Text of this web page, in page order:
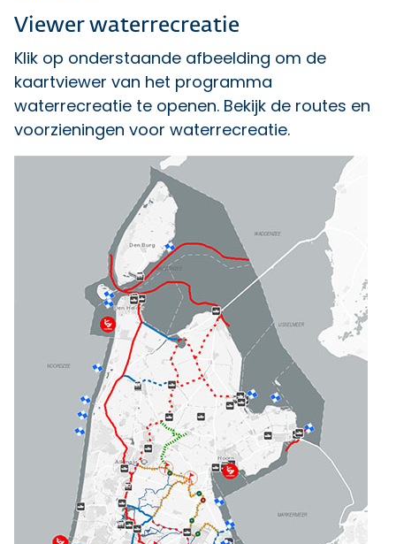
Viewer waterrecreatie
Klik op onderstaande afbeelding om de
kaartviewer van het programma
waterrecreatie te openen. Bekijk de routes en
voorzieningen voor waterrecreatie.